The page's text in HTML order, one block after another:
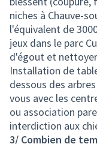
niches à Chauve-
l'équivalent de
jeux dans le parc
d'égout et
Installation de
dessous des
vous avec les
ou association
interdiction aux
3/ Combien de